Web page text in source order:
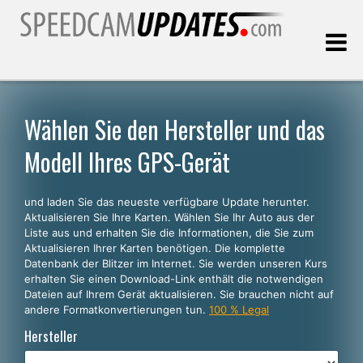
Kunden, die
WÄHLEN SIE IHRE SPRACHE
Deutsch
English
Español
Français
Wählen Sie den Hersteller und das
Modell Ihres GPS-Gerät
und laden Sie das neueste verfügbare Update herunter.
Aktualisieren Sie Ihre Karten. Wählen Sie Ihr Auto aus der
Liste aus und erhalten Sie die Informationen, die Sie zum
Aktualisieren Ihrer Karten benötigen. Die komplette
Datenbank der Blitzer im Internet. Sie werden unseren Kurs
erhalten Sie einen Download-Link enthält die notwendigen
Dateien auf Ihrem Gerät aktualisieren. Sie brauchen nicht auf
andere Formatkonvertierungen tun. 100 % Legal
Hersteller